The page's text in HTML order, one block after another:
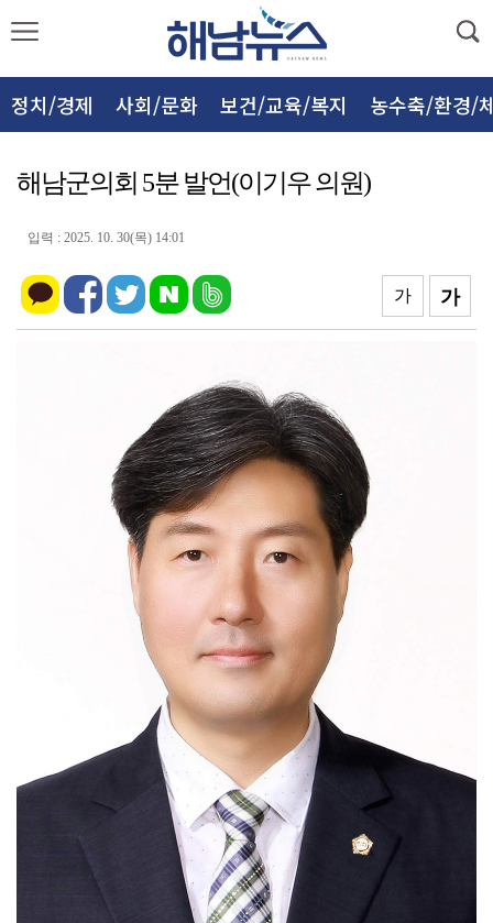
정치/경제 사회/문화 보건/교육/복지 농수축/환경/
해남군의회 5분 발언(이기우 의원)
입력 : 2025. 10. 30(목) 14:01
가
가